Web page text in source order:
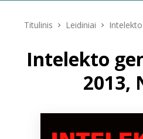
Leidiniai
Naujienos
Titulinis Leidiniai
Intelekto
2013,